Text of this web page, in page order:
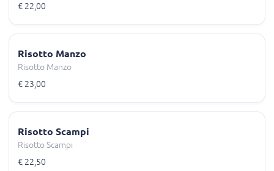
€ 22,00
Risotto Manzo
Risotto Manzo
€ 23,00
Risotto Scampi
Risotto Scampi
€ 22,50